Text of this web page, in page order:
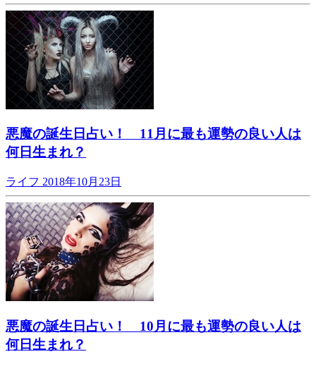
悪魔の誕生日占い！ 11月に最も運勢の良い人は
何日生まれ？
ライフ 2018年10月23日
悪魔の誕生日占い！ 10月に最も運勢の良い人は
何日生まれ？